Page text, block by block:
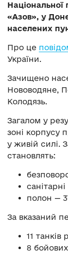
Національної
«Азов», у
населених
Про це
України.
Зачищено
Нововодяне,
Колодязь.
Загалом у
зоні корпусу
у живій силі.
становлять:
полон —
За вказаний
11 танків
8